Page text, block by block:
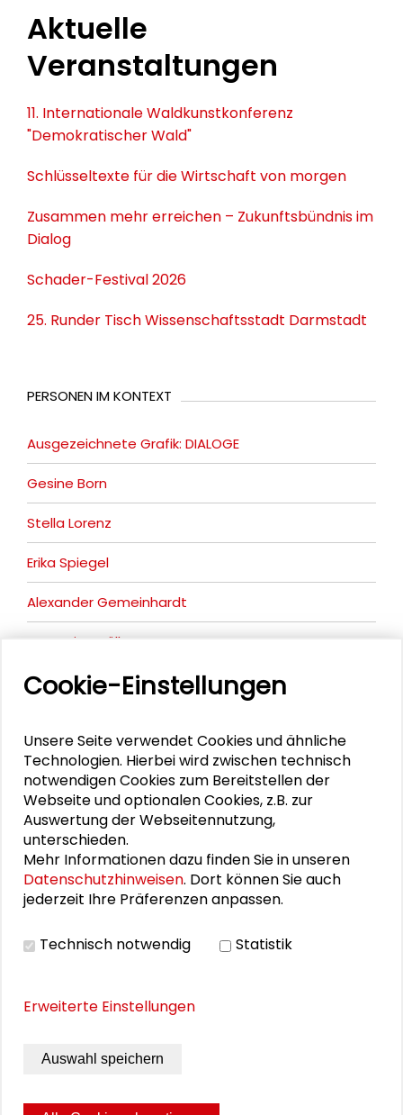
Aktuelle
Veranstaltungen
11. Internationale Waldkunstkonferenz
"Demokratischer Wald"
Schlüsseltexte für die Wirtschaft von morgen
Zusammen mehr erreichen – Zukunftsbündnis im
Dialog
Schader-Festival 2026
25. Runder Tisch Wissenschaftsstadt Darmstadt
PERSONEN IM KONTEXT
Ausgezeichnete Grafik: DIALOGE
Gesine Born
Stella Lorenz
Erika Spiegel
Alexander Gemeinhardt
Anna-Lisa Müller
Vernissage-Programm
Ausstellungsflyer
BILDERGALERIE
Cookie-Einstellungen
Unsere Seite verwendet Cookies und ähnliche
Technologien. Hierbei wird zwischen technisch
notwendigen Cookies zum Bereitstellen der
Webseite und optionalen Cookies, z.B. zur
Auswertung der Webseitennutzung,
unterschieden.
Mehr Informationen dazu finden Sie in unseren
Datenschutzhinweisen. Dort können Sie auch
jederzeit Ihre Präferenzen anpassen.
Technisch notwendig Statistik
Erweiterte Einstellungen
Auswahl speichern